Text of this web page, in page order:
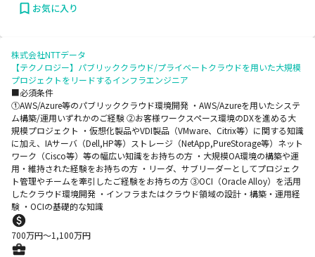
お気に入り
株式会社NTTデータ
【テクノロジー】パブリッククラウド/プライベートクラウドを用いた大規模
プロジェクトをリードするインフラエンジニア
■必須条件
①AWS/Azure等のパブリッククラウド環境開発 ・AWS/Azureを用いたシステ
ム構築/運用いずれかのご経験 ②お客様ワークスペース環境のDXを進める大
規模プロジェクト ・仮想化製品やVDI製品（VMware、Citrix等）に関する知識
に加え、IAサーバ（Dell,HP等）ストレージ（NetApp,PureStorage等）ネット
ワーク（Cisco等）等の幅広い知識をお持ちの方 ・大規模OA環境の構築や運
用・維持された経験をお持ちの方 ・リーダ、サブリーダーとしてプロジェク
ト管理やチームを牽引したご経験をお持ちの方 ③OCI（Oracle Alloy）を活用
したクラウド環境開発 ・インフラまたはクラウド領域の設計・構築・運用経
験 ・OCIの基礎的な知識
700万円〜1,100万円